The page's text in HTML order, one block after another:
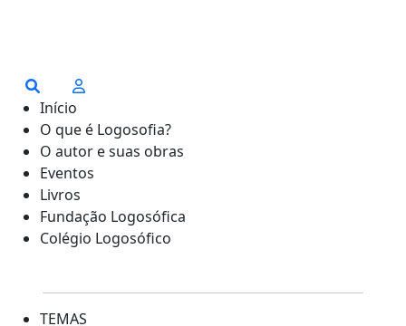
Início
O que é Logosofia?
O autor e suas obras
Eventos
Livros
Fundação Logosófica
Colégio Logosófico
TEMAS